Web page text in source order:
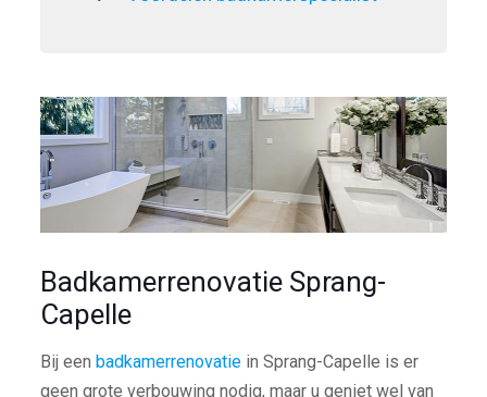
Badkamerrenovatie Sprang-
Capelle
Bij een badkamerrenovatiein Sprang-Capelle is er
geen grote verbouwing nodig, maar u geniet wel van